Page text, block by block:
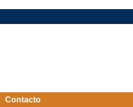
Contacto